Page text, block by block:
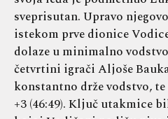
sveprisutan. Upravo
istekom prve dionice
dolaze u minimalno
četvrtini igrači Aljoše
konstantno drže vodstvo,
+3 (46:49). Ključ utakmice